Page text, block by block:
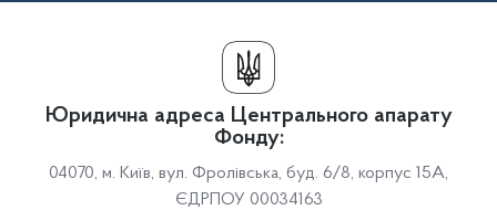
Юридична адреса Центрального апарату
Фонду:
04070, м. Київ, вул. Фролівська, буд. 6/8, корпус 15А,
ЄДРПОУ 00034163